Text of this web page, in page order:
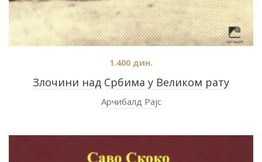
Злочини над Србима у Великом рату
1.400 дин.
Арчибалд Рајс